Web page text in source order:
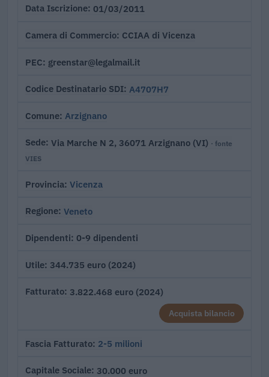
Data Iscrizione 01/03/2011
Camera di Commercio CCIAA di Vicenza
PEC greenstar@legalmail.it
Codice Destinatario SDI A4707H7
Comune Arzignano
Sede Via Marche N 2, 36071 Arzignano (VI) · fonte
VIES
Provincia Vicenza
Regione Veneto
Dipendenti 0-9 dipendenti
Utile 344.735 euro (2024)
Fatturato 3.822.468 euro (2024)
Acquista bilancio
Fascia Fatturato 2-5 milioni
Capitale Sociale 30.000 euro